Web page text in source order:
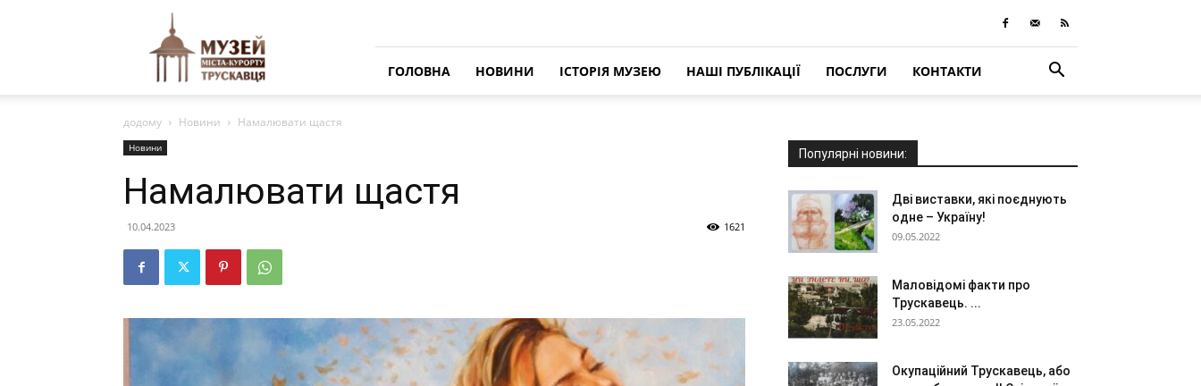
курорту
ГОЛОВНА НОВИНИ ІСТОРІЯ МУЗЕЮ НАШІ ПУБЛІКАЦІЇ ПОСЛУГИ КОНТАКТИ
додому Новини Намалювати щастя
Новини
Намалювати щастя
10.04.2023 1621
Популярні новини:
Дві виставки, які поєднують
одне – Україну!
09.05.2022
Маловідомі факти про
Трускавець. ...
23.05.2022
Окупаційний Трускавець, або